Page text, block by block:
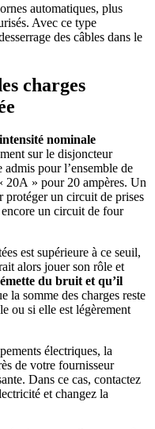
automatiques, plus
Avec ce type
des câbles dans le
charges
intensité nominale
sur le disjoncteur
pour l’ensemble de
20A » pour 20 ampères. Un
protéger un circuit de prises
un circuit de four
est supérieure à ce seuil,
alors jouer son rôle et
du bruit et qu’il
la somme des charges reste
ou si elle est légèrement
électriques, la
de votre fournisseur
Dans ce cas, contactez
et changez la